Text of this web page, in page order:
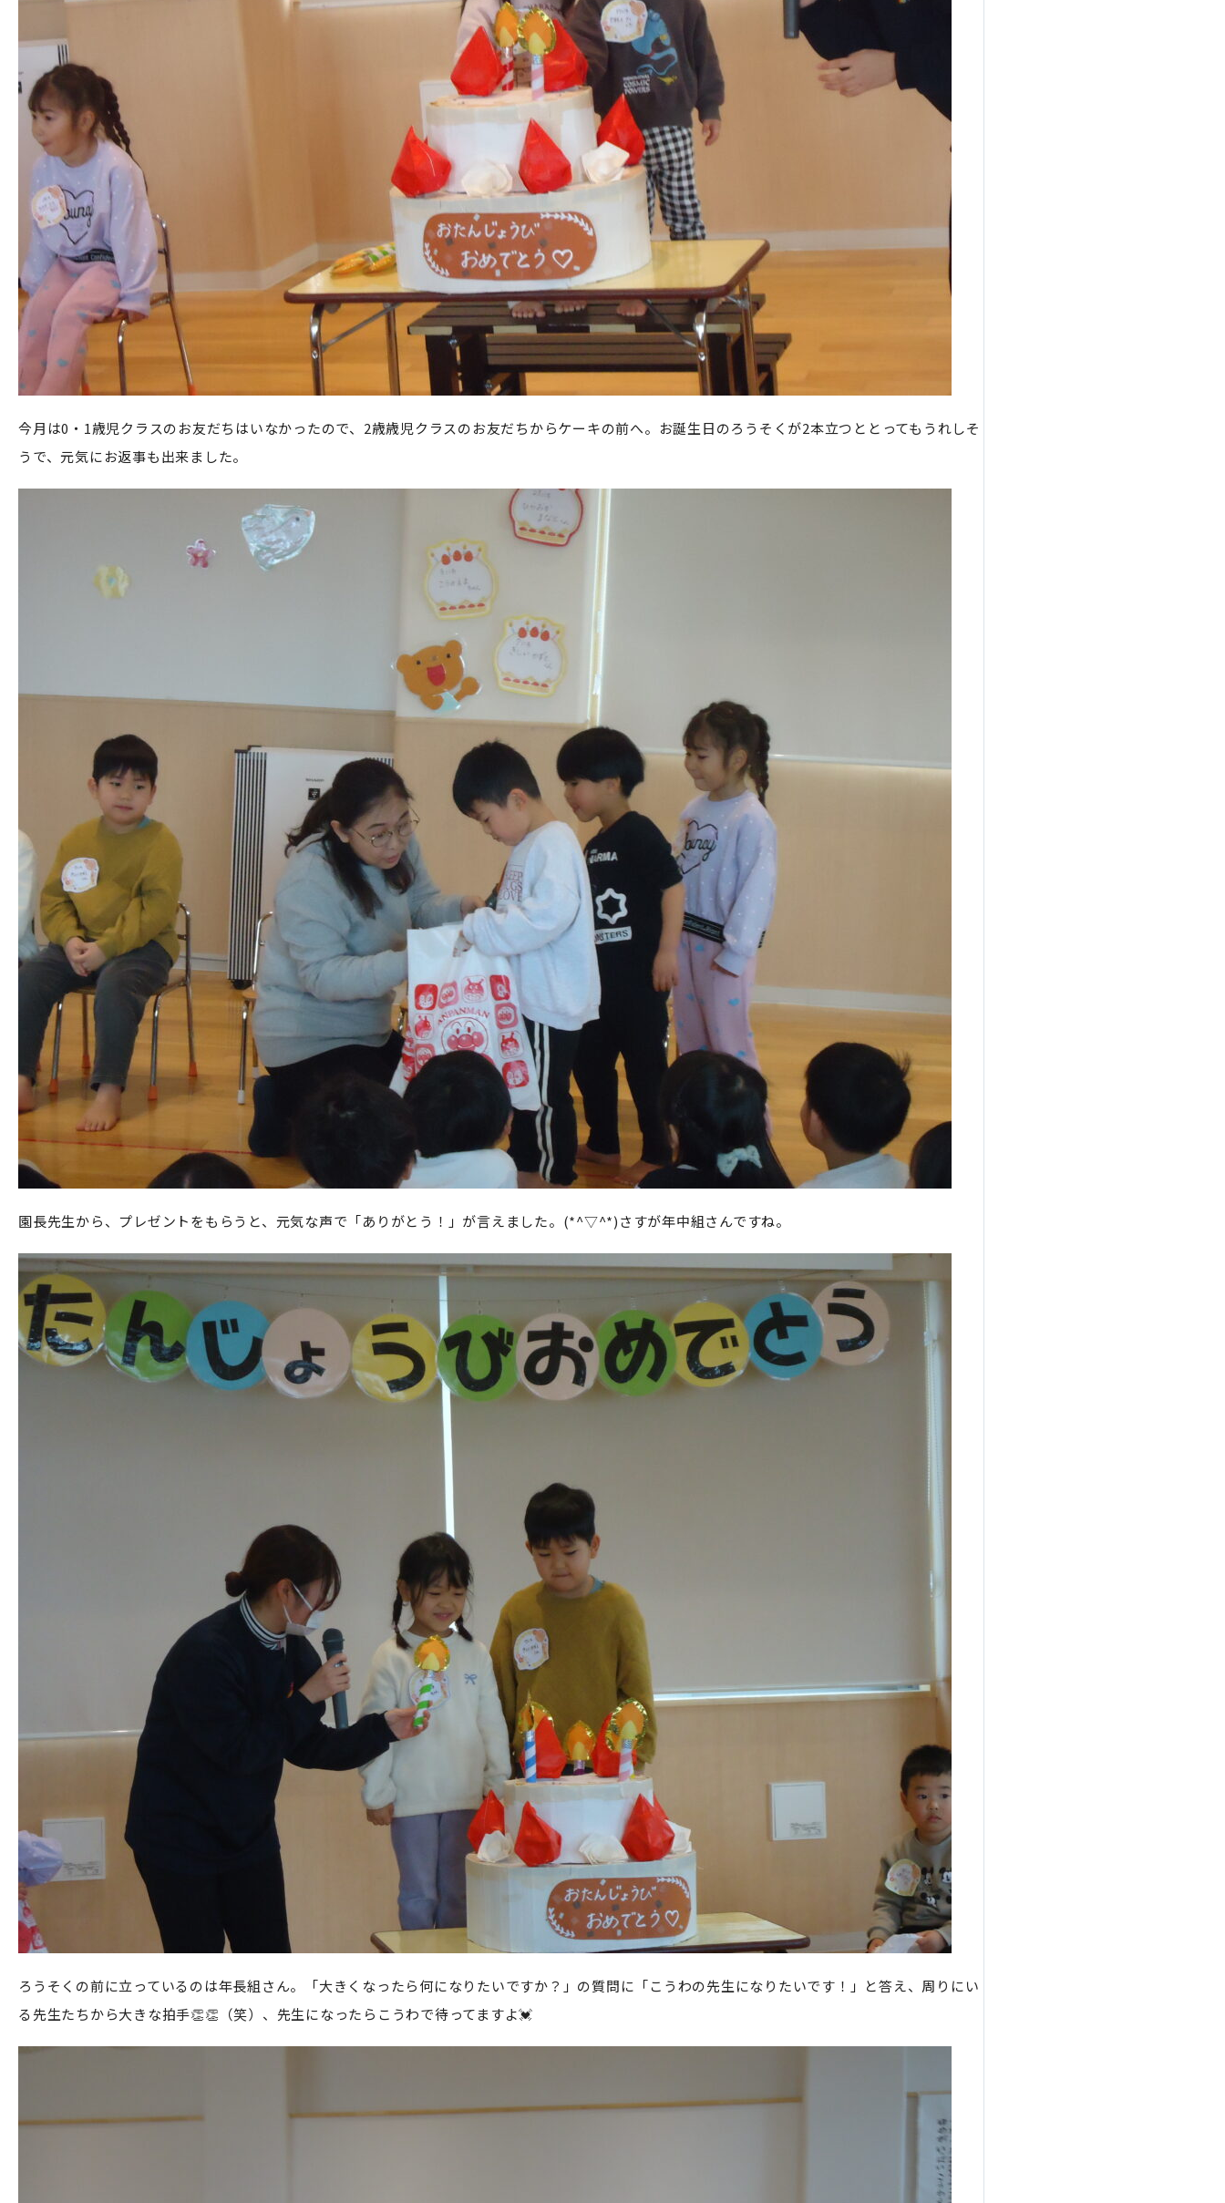
今月は0・1歳児クラスのお友だちはいなかったので、2歳歳児クラスのお友だちからケーキの前へ。お誕生日のろうそくが2本立つととってもうれしそ
うで、元気にお返事も出来ました。
園長先生から、プレゼントをもらうと、元気な声で「ありがとう！」が言えました。(*^▽^*)さすが年中組さんですね。
ろうそくの前に立っているのは年長組さん。「大きくなったら何になりたいですか？」の質問に「こうわの先生になりたいです！」と答え、周りにい
る先生たちから大きな拍手👏👏（笑）、先生になったらこうわで待ってますよ💓